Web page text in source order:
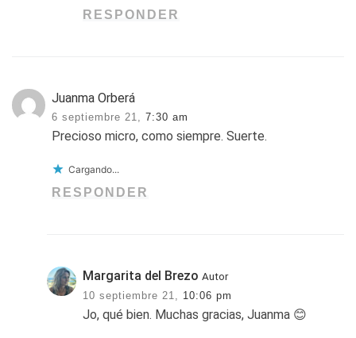
RESPONDER
Juanma Orberá
6 septiembre 21, 7:30 am
Precioso micro, como siempre. Suerte.
Cargando...
RESPONDER
Margarita del Brezo Autor
10 septiembre 21,
10:06 pm
Jo, qué bien. Muchas gracias, Juanma 😊